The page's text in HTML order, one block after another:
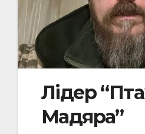
Лідер
Мадяра”